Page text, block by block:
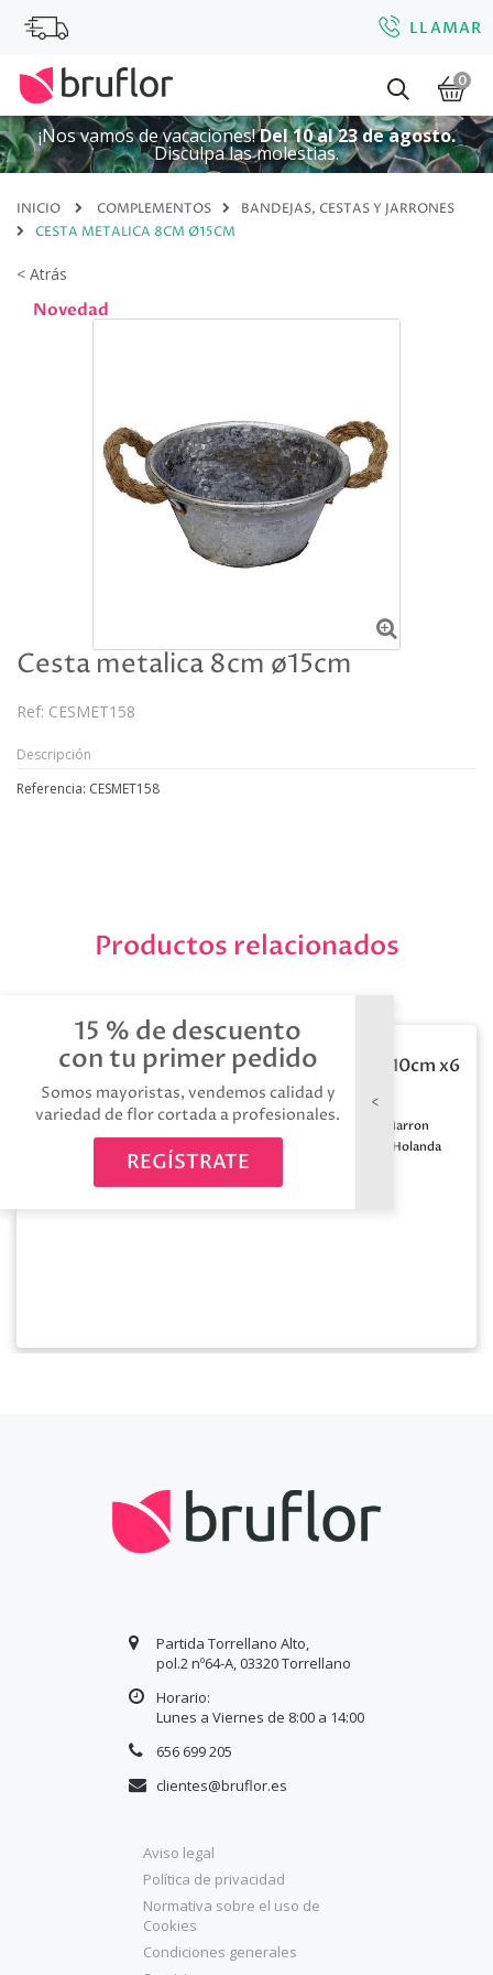
15 % de descuento
con tu primer pedido
Somos mayoristas, vendemos calidad y
variedad de flor cortada a profesionales.
REGÍSTRATE
LLAMAR
0
¡Nos vamos de vacaciones!Del 10 al 23 de agosto.
Disculpa las molestias.
INICIO COMPLEMENTOS
BANDEJAS, CESTAS Y JARRONES
CESTA METALICA 8CM Ø15CM
< Atrás
Novedad
Cesta metalica 8cm ø15cm
Ref: CESMET158
Descripción
Referencia: CESMET158
Productos relacionados
Corteza abedul 10*10cm x6
Medida:10*10cm
Marron
Holanda
Aviso legal
Política de privacidad
Normativa sobre el uso de
Cookies
Condiciones generales
Partida Torrellano Alto,
pol.2 nº64-A, 03320 Torrellano
Horario:
Lunes a Viernes de 8:00 a 14:00
656 699 205
clientes@bruflor.es